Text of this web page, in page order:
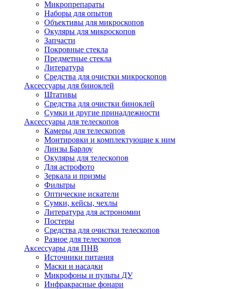
Микропрепараты
Наборы для опытов
Объективы для микроскопов
Окуляры для микроскопов
Запчасти
Покровные стекла
Предметные стекла
Литература
Средства для очистки микроскопов
Аксессуары для биноклей
Штативы
Средства для очистки биноклей
Сумки и другие принадлежности
Аксессуары для телескопов
Камеры для телескопов
Монтировки и комплектующие к ним
Линзы Барлоу
Окуляры для телескопов
Для астрофото
Зеркала и призмы
Фильтры
Оптические искатели
Сумки, кейсы, чехлы
Литература для астрономии
Постеры
Средства для очистки телескопов
Разное для телескопов
Аксессуары для ПНВ
Источники питания
Маски и насадки
Микрофоны и пульты ДУ
Инфракрасные фонари